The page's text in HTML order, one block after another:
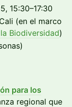
15:30–17:30
(en el marco
Biodiversidad)
para los
regional que